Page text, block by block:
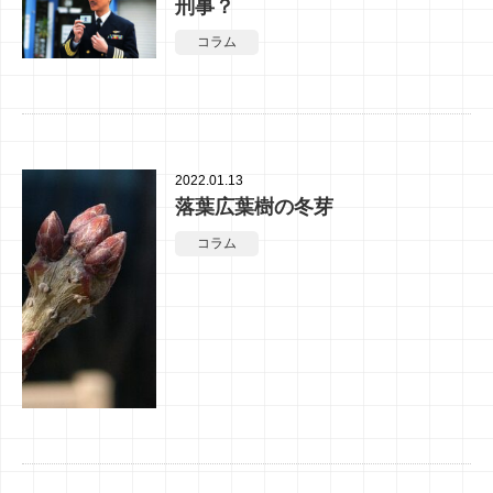
刑事？
コラム
2022.01.13
落葉広葉樹の冬芽
コラム